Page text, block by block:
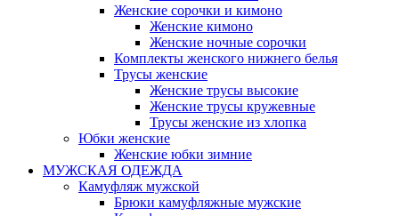
Женские сорочки и кимоно
Женские кимоно
Женские ночные сорочки
Комплекты женского нижнего белья
Трусы женские
Женские трусы высокие
Женские трусы кружевные
Трусы женские из хлопка
Юбки женские
Женские юбки зимние
МУЖСКАЯ ОДЕЖДА
Камуфляж мужской
Брюки камуфляжные мужские